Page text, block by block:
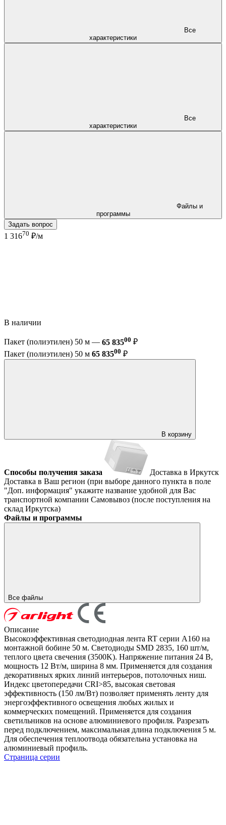
характеристики
характеристики
программы
Задать вопрос
1 31670 ₽/м
В наличии
Пакет (полиэтилен) 50 м — 65 83500 ₽
Пакет (полиэтилен) 50 м 65 83500 ₽
В корзину
Способы получения заказа
Доставка в Иркутск
Доставка в Ваш регион (при выборе данного пункта в поле
"Доп. информация" укажите название удобной для Вас
транспортной компании Самовывоз (после поступления на
склад Иркутска)
Файлы и программы
Все файлы
Описание
Высокоэффективная светодиодная лента RT серии A160 на
монтажной бобине 50 м. Светодиоды SMD 2835, 160 шт/м,
теплого цвета свечения (3500K). Напряжение питания 24 В,
мощность 12 Вт/м, ширина 8 мм. Применяется для создания
декоративных ярких линий интерьеров, потолочных ниш.
Индекс цветопередачи CRI>85, высокая световая
эффективность (150 лм/Вт) позволяет применять ленту для
энергоэффективного освещения любых жилых и
коммерческих помещений. Применяется для создания
светильников на основе алюминиевого профиля. Разрезать
перед подключением, максимальная длина подключения 5 м.
Для обеспечения теплоотвода обязательна установка на
алюминиевый профиль.
Страница серии